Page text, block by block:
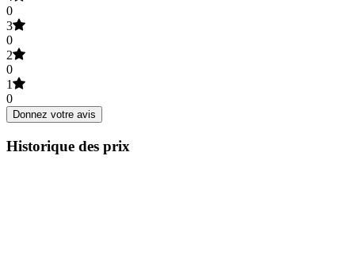
0
3
0
2
0
1
0
Donnez votre avis
Historique des prix